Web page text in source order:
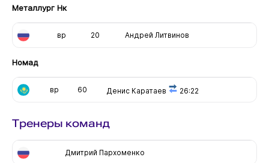
Металлург Нк
вр 20 Андрей Литвинов
Номад
вр 60 Денис Каратаев 26:22
Тренеры команд
Дмитрий Пархоменко